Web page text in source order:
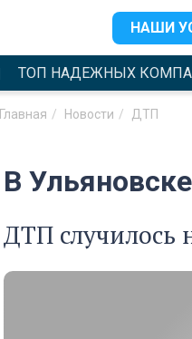
НАШИ
ТОП НАДЕЖНЫХ
Главная Новости ДТП
В
ДТП случилось